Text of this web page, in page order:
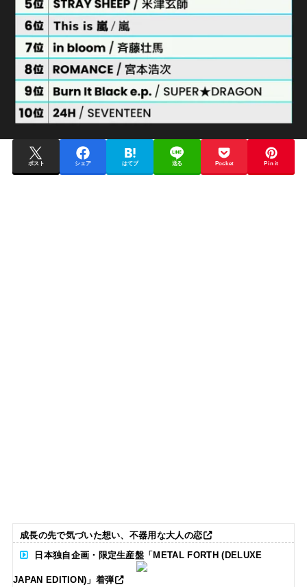
ポスト シェア はてブ 送る Pocket Pin it
成長の先で気づいた想い、不器用な大人の恋
日本独自企画・限定生産盤「METAL FORTH (DELUXE
JAPAN EDITION)」着弾